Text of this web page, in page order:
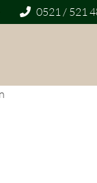
0521 / 521